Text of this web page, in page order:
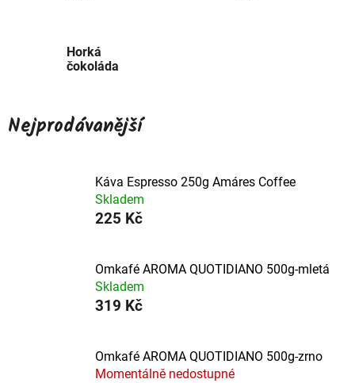
Horká
čokoláda
Nejprodávanější
Káva Espresso 250g Amáres Coffee
Skladem
225 Kč
Omkafé AROMA QUOTIDIANO 500g-mletá
Skladem
319 Kč
Omkafé AROMA QUOTIDIANO 500g-zrno
Momentálně nedostupné